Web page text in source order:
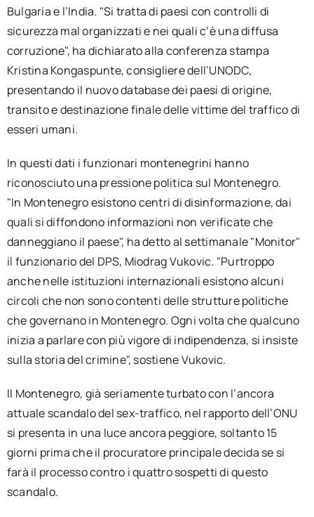
Bulgaria e l’India. "Si tratta di paesi con controlli di
sicurezza mal organizzati e nei quali c’è una diffusa
corruzione", ha dichiarato alla conferenza stampa
Kristina Kongaspunte, consigliere dell’UNODC,
presentando il nuovo database dei paesi di origine,
transito e destinazione finale delle vittime del traffico di
esseri umani.
In questi dati i funzionari montenegrini hanno
riconosciuto una pressione politica sul Montenegro.
"In Montenegro esistono centri di disinformazione, dai
quali si diffondono informazioni non verificate che
danneggiano il paese", ha detto al settimanale "Monitor"
il funzionario del DPS, Miodrag Vukovic. "Purtroppo
anche nelle istituzioni internazionali esistono alcuni
circoli che non sono contenti delle strutture politiche
che governano in Montenegro. Ogni volta che qualcuno
inizia a parlare con più vigore di indipendenza, si insiste
sulla storia del crimine", sostiene Vukovic.
Il Montenegro, già seriamente turbato con l’ancora
attuale scandalo del sex-traffico, nel rapporto dell’ONU
si presenta in una luce ancora peggiore, soltanto 15
giorni prima che il procuratore principale decida se si
farà il processo contro i quattro sospetti di questo
scandalo.